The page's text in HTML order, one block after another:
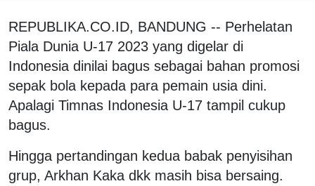
REPUBLIKA.CO.ID, BANDUNG -- Perhelatan
Piala Dunia U-17 2023 yang digelar di
Indonesia dinilai bagus sebagai bahan promosi
sepak bola kepada para pemain usia dini.
Apalagi Timnas Indonesia U-17 tampil cukup
bagus.
Hingga pertandingan kedua babak penyisihan
grup, Arkhan Kaka dkk masih bisa bersaing.